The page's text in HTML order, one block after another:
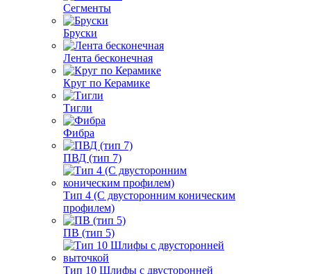
Сегменты
Бруски
Лента бесконечная
Круг по Керамике
Тигли
Фибра
ПВД (тип 7)
Тип 4 (С двусторонним коническим
профилем)
ПВ (тип 5)
Тип 10 Шлифы с двусторонней